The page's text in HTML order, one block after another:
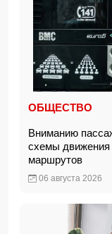
ОБЩЕСТВО
Вниманию
схемы
маршрутов
06 августа 2026